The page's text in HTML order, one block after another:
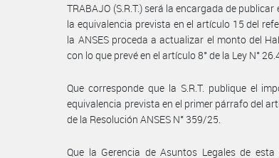
TRABAJO (S.R.T.) será la encargada de
la equivalencia prevista en el artículo 15 del
la ANSES proceda a actualizar el monto del
con lo que prevé en el artículo 8° de la Ley N°
Que corresponde que la S.R.T. publique el
equivalencia prevista en el primer párrafo del
de la Resolución ANSES N° 359/25.
Que la Gerencia de Asuntos Legales de